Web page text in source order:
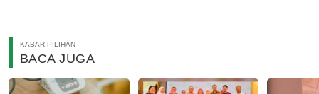
KABAR PILIHAN
BACA JUGA